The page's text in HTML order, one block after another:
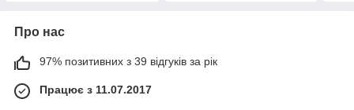
Про нас
97% позитивних з 39 відгуків за рік
Працює з 11.07.2017